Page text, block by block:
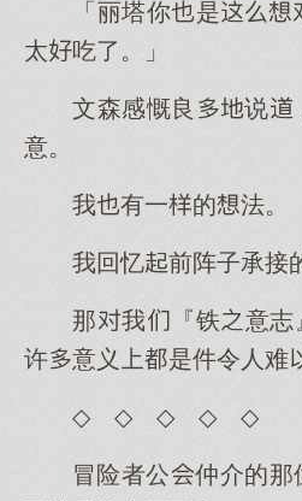
「丽塔你是
太吃了。」
文森感慨良说
意。
我有一的法。
我回忆前阵子承接
那我『铁意
许意义是件令人难
◇ ◇ ◇ ◇ ◇
冒险者公仲介的